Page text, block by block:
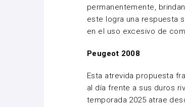
permanentemente,
este logra una respuesta
en el uso excesivo de
Peugeot 2008
Esta atrevida propuesta
al día frente a sus duros
temporada 2025 atrae